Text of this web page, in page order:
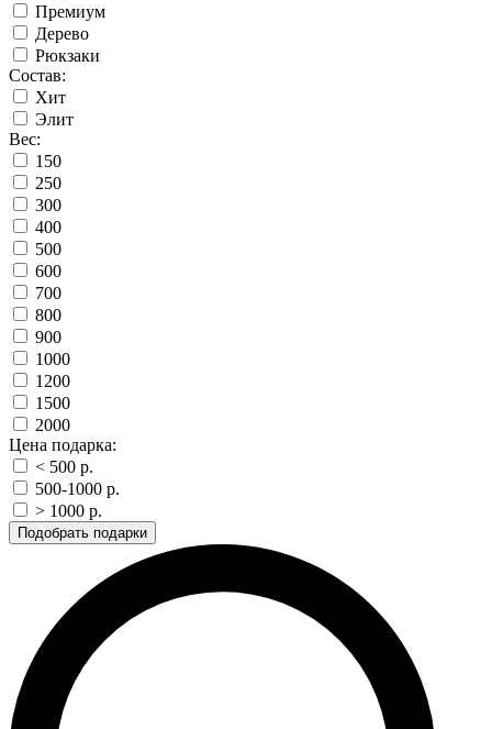
Премиум
Дерево
Рюкзаки
Состав:
Хит
Элит
Вес:
150
250
300
400
500
600
700
800
900
1000
1200
1500
2000
Цена подарка:
< 500 p.
500-1000 p.
> 1000 p.